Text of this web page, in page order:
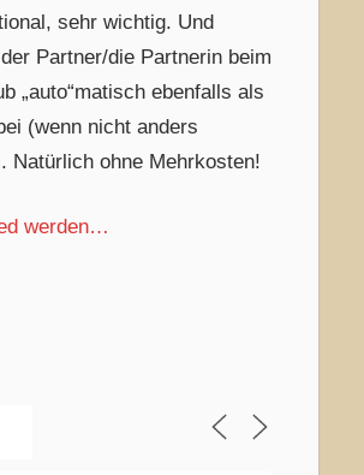
sehr wichtig. Und
Partner/die Partnerin beim
„auto“matisch ebenfalls als
(wenn nicht anders
Natürlich ohne Mehrkosten!
werden…